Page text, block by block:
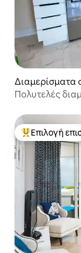
Διαμερίσματα
Grace Bay
Πολυτελές
Κορυφαία
Επιλογή